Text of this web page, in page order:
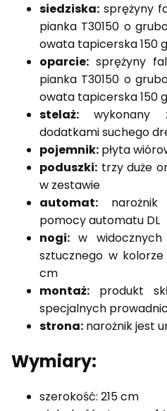
siedziska: sprężyny
pianka T30150 o
owata tapicerska 150
oparcie: sprężyny
pianka T30150 o
owata tapicerska 150
stelaż: wykonany
dodatkami suchego
pojemnik: płyta
poduszki: trzy duże
w zestawie
automat: narożnik
pomocy automatu DL
nogi: w
sztucznego w
cm
montaż: produkt
specjalnych
strona: narożnik jest
Wymiary:
szerokość: 215 cm